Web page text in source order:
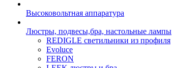
Высоковольтная аппаратура
Люстры, подвесы,бра, настольные лампы
REDIGLE светильники из профиля
Evoluce
FERON